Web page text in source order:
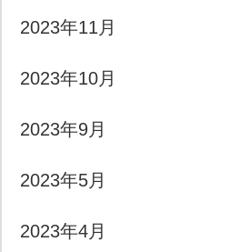
2023年11月
2023年10月
2023年9月
2023年5月
2023年4月